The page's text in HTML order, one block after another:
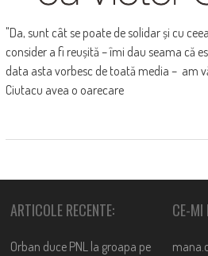
"Da, sunt cât se poate de solidar și cu
consider a fi reușită – îmi dau seama că
data asta vorbesc de toată media – am
Ciutacu avea o oarecare
ARTICOLE RECENTE:
Orban duce PNL la groapa pe
CE-MI